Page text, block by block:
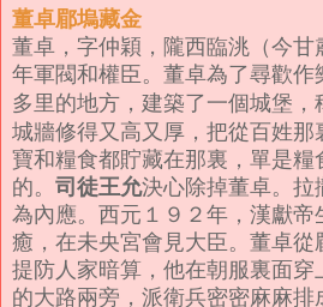
董卓郿塢藏金
董卓，字仲穎，隴西臨洮（今
年軍閥和權臣。 董卓為了尋歡作
多里的地方，建築了一個城堡，
城牆修得又高又厚，把從百姓
寶和糧食都貯藏在那裏，單是
的。 司徒王允決心除掉董卓。拉
為內應。西元１９２年，漢獻帝
癒，在未央宮會見大臣。董卓從
提防人家暗算，他在朝服裏面
的大路兩旁，派衛兵密密麻麻排